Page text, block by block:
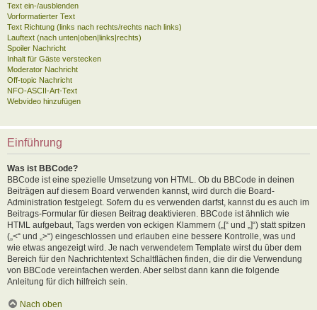
Text ein-/ausblenden
Vorformatierter Text
Text Richtung (links nach rechts/rechts nach links)
Lauftext (nach unten|oben|links|rechts)
Spoiler Nachricht
Inhalt für Gäste verstecken
Moderator Nachricht
Off-topic Nachricht
NFO-ASCII-Art-Text
Webvideo hinzufügen
Einführung
Was ist BBCode?
BBCode ist eine spezielle Umsetzung von HTML. Ob du BBCode in deinen
Beiträgen auf diesem Board verwenden kannst, wird durch die Board-
Administration festgelegt. Sofern du es verwenden darfst, kannst du es auch im
Beitrags-Formular für diesen Beitrag deaktivieren. BBCode ist ähnlich wie
HTML aufgebaut, Tags werden von eckigen Klammern („[“ und „]“) statt spitzen
(„<“ und „>“) eingeschlossen und erlauben eine bessere Kontrolle, was und
wie etwas angezeigt wird. Je nach verwendetem Template wirst du über dem
Bereich für den Nachrichtentext Schaltflächen finden, die dir die Verwendung
von BBCode vereinfachen werden. Aber selbst dann kann die folgende
Anleitung für dich hilfreich sein.
Nach oben